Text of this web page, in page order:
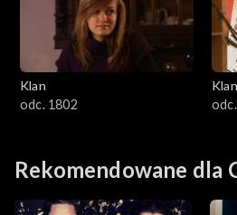
Klan
odc. 1802
Klan
Rekomendowane dla